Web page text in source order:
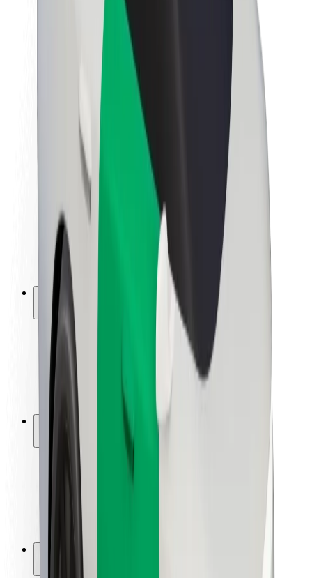
O společnosti Bolt
Udržitelnost podle Boltu
Projekt Zero
Tiskové centrum
Pokyny ke značce
Naše poslání
Vztahy s investory
Vedení
Značka
Média
Městský fond
Bezpečnost
Bezpečnost cestujících
Bezpečnost řidičů
Bezpečnost na koloběžce
Laboratoř bezpečnosti
Lokality
Řešení pro města
Letiště
Nabíjecí stanice Bolt